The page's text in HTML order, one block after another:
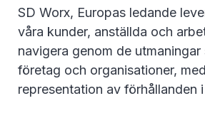
SD Worx, Europas ledande
våra kunder, anställda och
navigera genom de
företag och organisationer,
representation av förhållanden